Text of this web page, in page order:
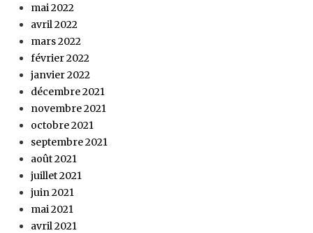
mai 2022
avril 2022
mars 2022
février 2022
janvier 2022
décembre 2021
novembre 2021
octobre 2021
septembre 2021
août 2021
juillet 2021
juin 2021
mai 2021
avril 2021